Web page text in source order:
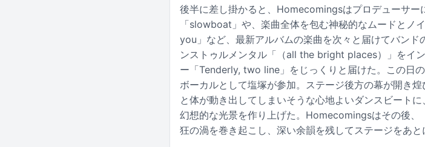
後半に差し掛かると、Homecomingsはプロデューサー
「slowboat」や、楽曲全体を包む神秘的なムードとノ
you」など、最新アルバムの楽曲を次々と届けてバン
ンストゥルメンタル「（all the bright places）」をイ
ー「Tenderly, two line」をじっくりと届けた。この日
ボーカルとして塩塚が参加。ステージ後方の幕が開き
と体が動き出してしまいそうな心地よいダンスビート
幻想的な光景を作り上げた。Homecomingsはその後
狂の渦を巻き起こし、深い余韻を残してステージをあと